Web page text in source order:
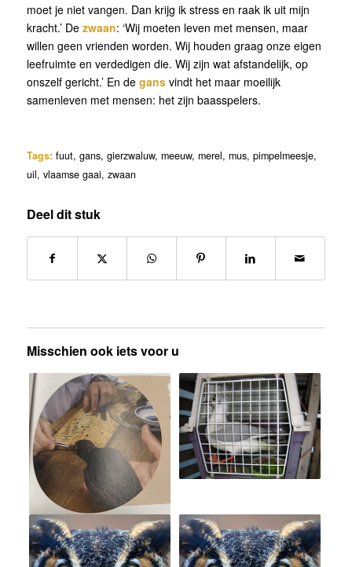
moet je niet vangen. Dan krijg ik stress en raak ik uit mijn
kracht.’ De zwaan: ‘Wij moeten leven met mensen, maar
willen geen vrienden worden. Wij houden graag onze eigen
leefruimte en verdedigen die. Wij zijn wat afstandelijk, op
onszelf gericht.’ En degansvindt het maar moeilijk
samenleven met mensen: het zijn baasspelers.
Tags: fuut, gans, gierzwaluw, meeuw, merel, mus, pimpelmeesje,
uil, vlaamse gaai, zwaan
Deel dit stuk
Misschien ook iets voor u